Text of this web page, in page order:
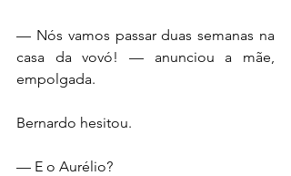
— Nós vamos passar duas semanas na
casa da vovó! — anunciou a mãe,
empolgada.
Bernardo hesitou.
— E o Aurélio?